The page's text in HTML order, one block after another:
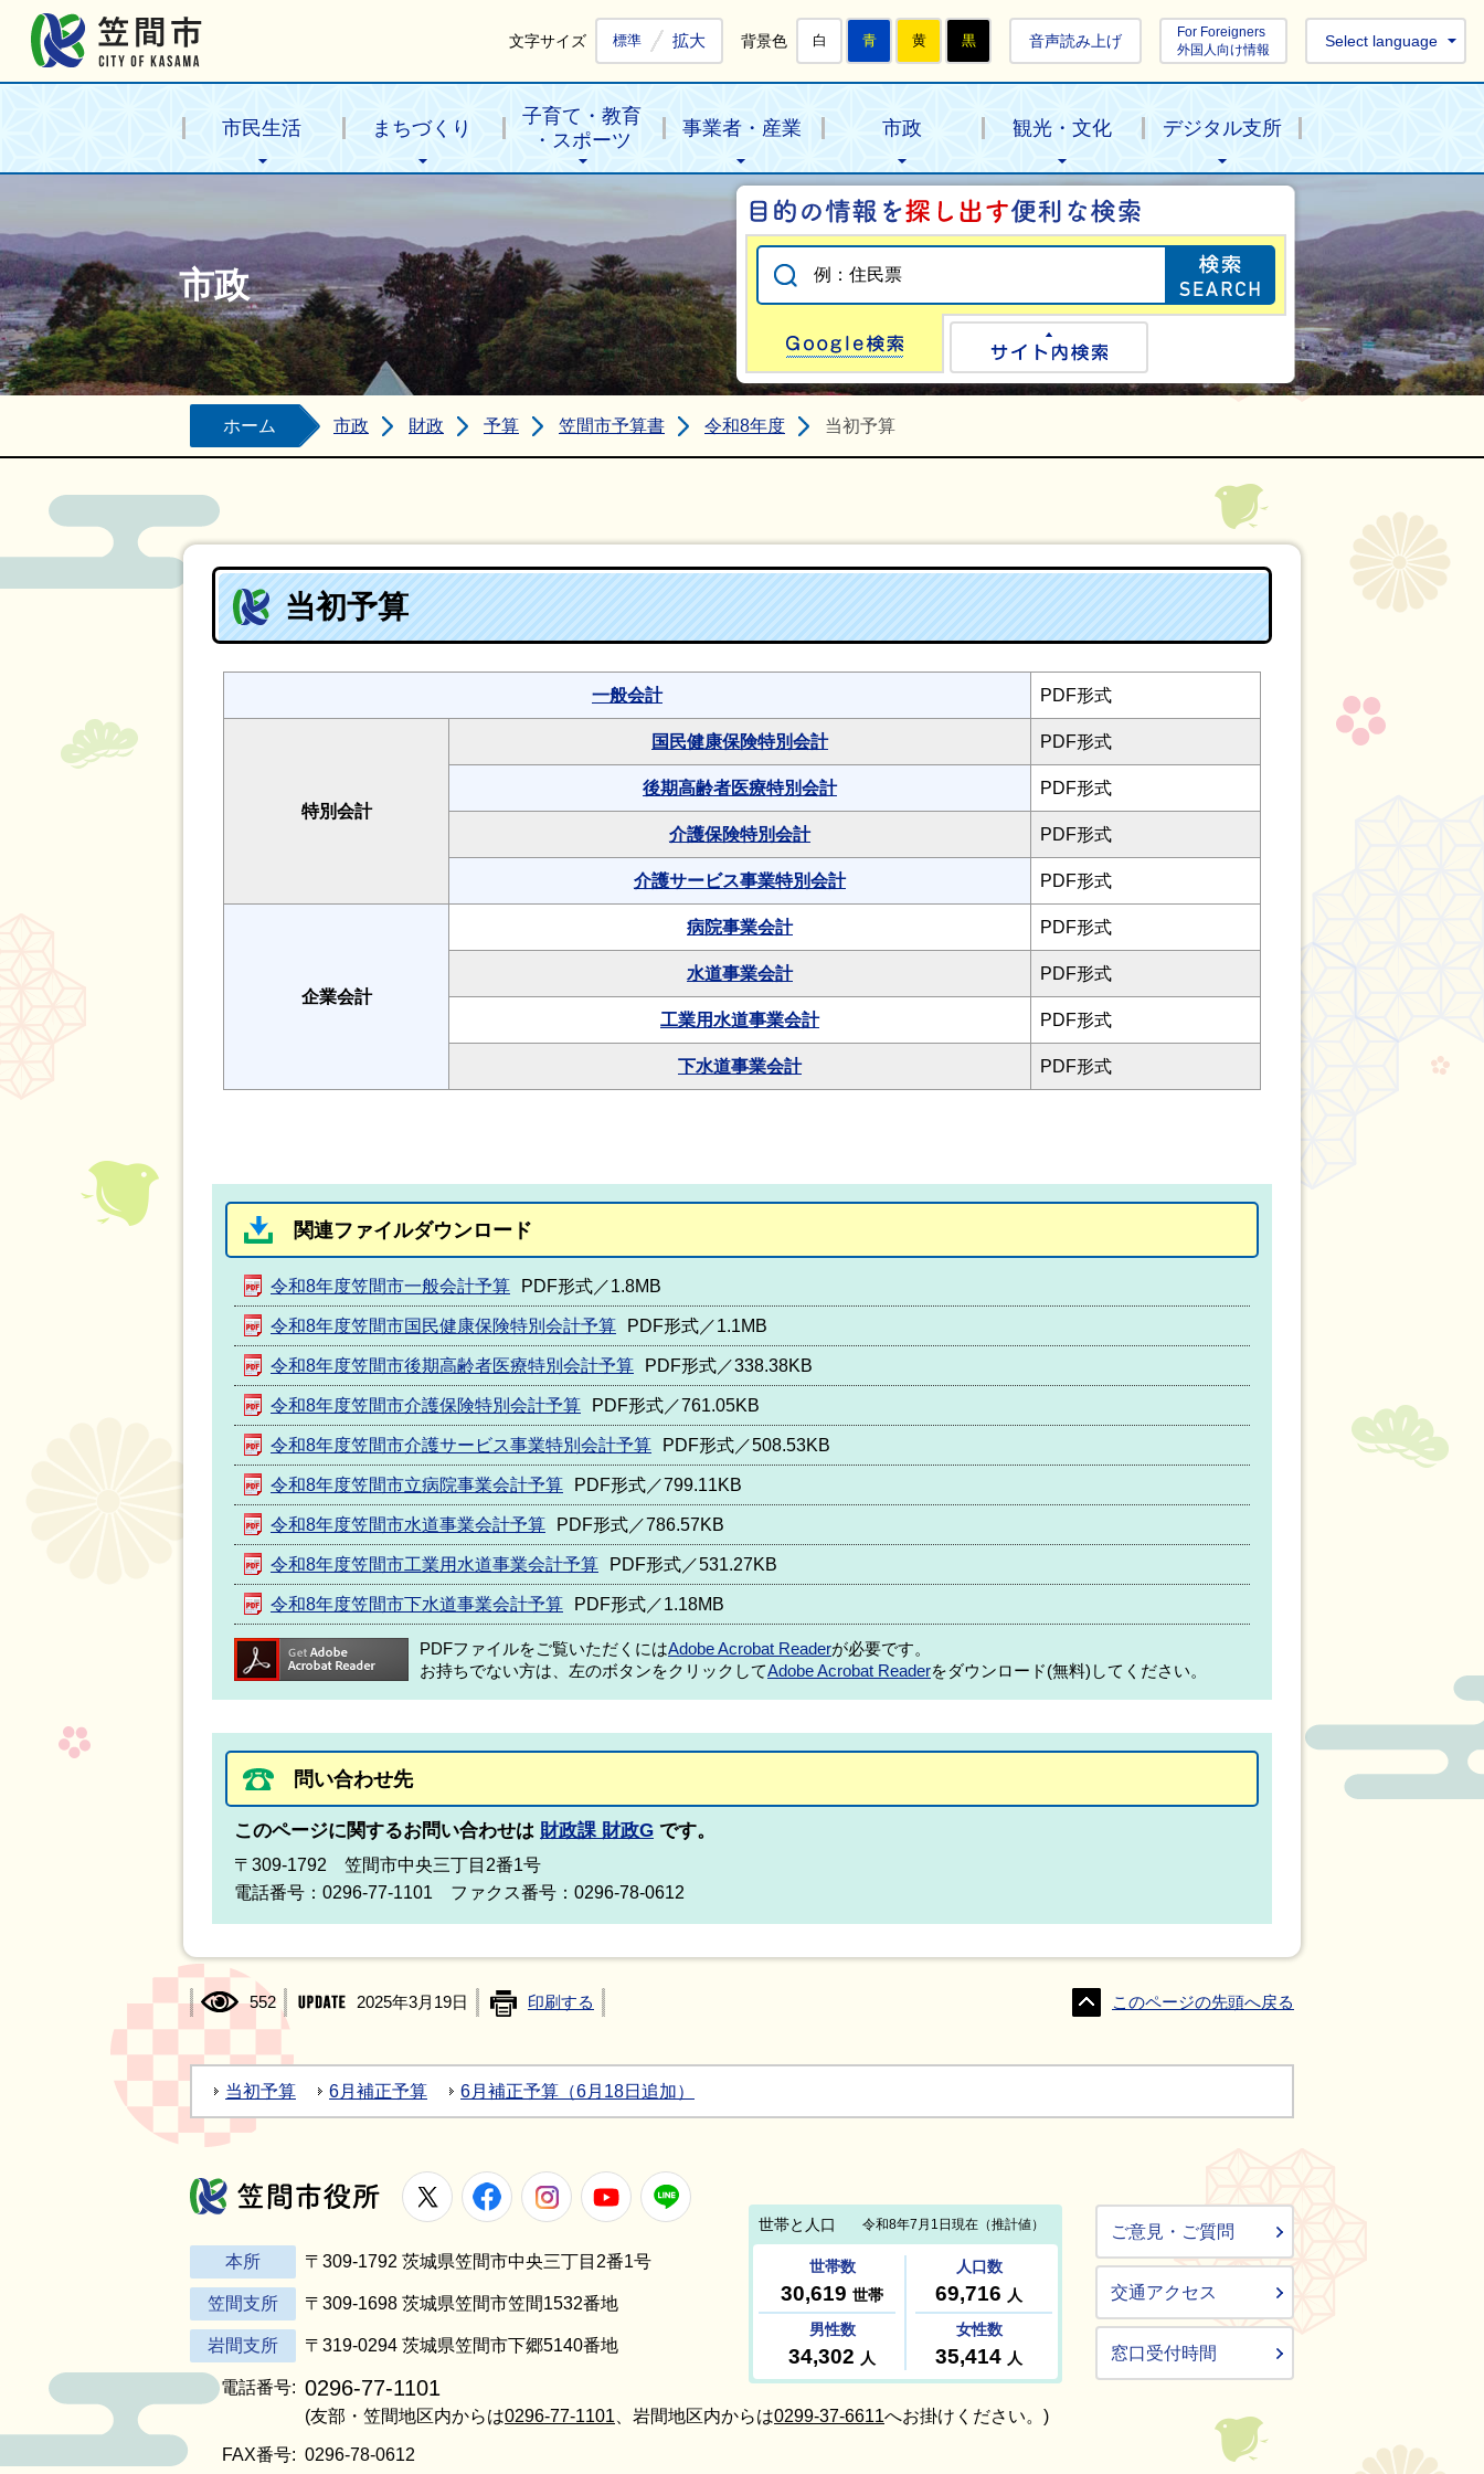
文字サイズ 標準 拡大 背景色 白 青 黄 黒 音声読み上げ
For Foreigners
外国人向け情報
Select language
市民生活 まちづくり
子育て・教育
・スポーツ
事業者・産業 市政 観光・文化 デジタル支所
市政
目的の情報を探
Google検索
ホーム 市政 財政 予算 笠間市予算書 令和8年度 当初予算
当初予算
一般会計 PDF形式
特別会計
国民健康保険特別会計 PDF形式
後期高齢者医療特別会計 PDF形式
介護保険特別会計 PDF形式
介護サービス事業特別会計 PDF形式
企業会計
病院事業会計 PDF形式
水道事業会計 PDF形式
工業用水道事業会計 PDF形式
下水道事業会計 PDF形式
関連ファイルダウンロード
令和8年度笠間市一般会計予算 PDF形式／1.8MB
令和8年度笠間市国民健康保険特別会計予算 PDF形式／1.1MB
令和8年度笠間市後期高齢者医療特別会計予算 PDF形式／338.38KB
令和8年度笠間市介護保険特別会計予算 PDF形式／761.05KB
令和8年度笠間市介護サービス事業特別会計予算 PDF形式／508.53KB
令和8年度笠間市立病院事業会計予算 PDF形式／799.11KB
令和8年度笠間市水道事業会計予算 PDF形式／786.57KB
令和8年度笠間市工業用水道事業会計予算 PDF形式／531.27KB
令和8年度笠間市下水道事業会計予算 PDF形式／1.18MB
PDFファイルをご覧いただくにはAdobe Acrobat Readerが必要です。
お持ちでない方は、左のボタンをクリックしてAdobe Acrobat Readerをダウンロード(無料)してください。
問い合わせ先
このページに関するお問い合わせは 財政課 財政G です。
〒309-1792 笠間市中央三丁目2番1号
電話番号：0296-77-1101 ファクス番号：0296-78-0612
552 2025年3月19日 印刷する このページの先頭へ戻る
当初予算 6月補正予算 6月補正予算（6月18日追加）
笠間市役所
X FacebookInstagramYoutube
本所 〒309-1792 茨城県笠間市中央三丁目2番1号
笠間支所 〒309-1698 茨城県笠間市笠間1532番地
岩間支所 〒319-0294 茨城県笠間市下郷5140番地
電話番号: 0296-77-1101
(友部・笠間地区内からは0296-77-1101 、岩間地区内からは0299-37-6611へお掛けください。)
FAX番号: 0296-78-0612
ご意見・ご質問
交通アクセス
窓口受付時間